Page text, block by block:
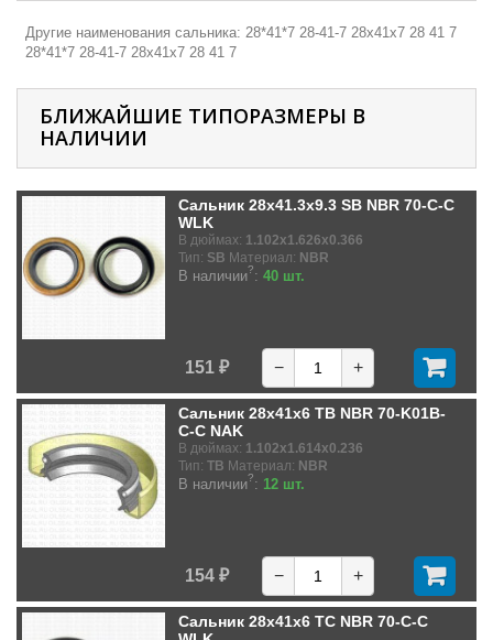
Другие наименования сальника: 28*41*7 28-41-7 28х41х7 28 41 7
28*41*7 28-41-7 28х41х7 28 41 7
БЛИЖАЙШИЕ ТИПОРАЗМЕРЫ В
НАЛИЧИИ
Сальник 28x41.3x9.3 SB NBR 70-C-C
WLK
В дюймах: 1.102x1.626x0.366
Тип: SB Материал: NBR
В наличии?: 40 шт.
151 ₽ − +
Сальник 28x41x6 TB NBR 70-K01B-
C-C NAK
В дюймах: 1.102x1.614x0.236
Тип: TB Материал: NBR
В наличии?: 12 шт.
154 ₽ − +
Сальник 28x41x6 TC NBR 70-C-C